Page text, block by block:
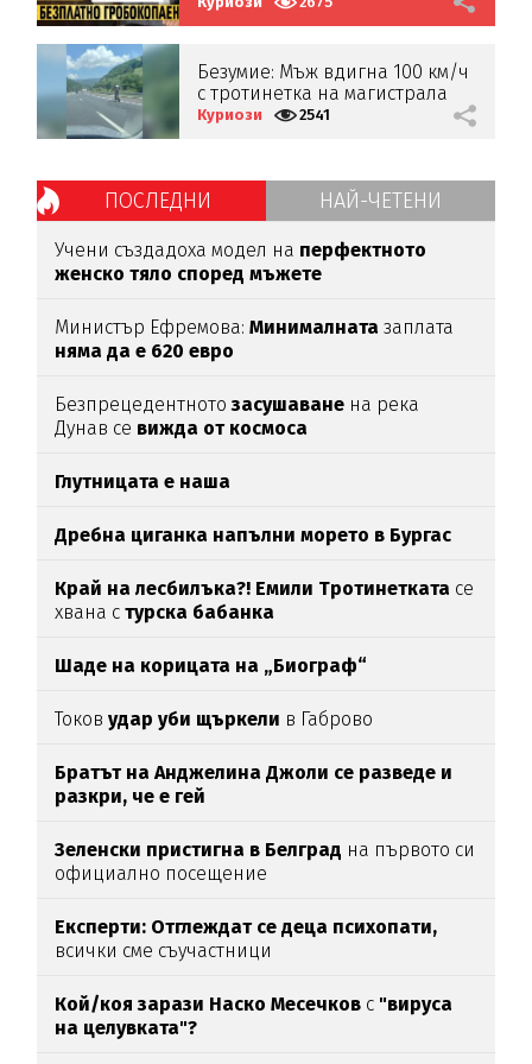
Безумие: Мъж вдигна 100 км/ч
с тротинетка на магистрала
„Хемус“ (ВИДЕО)
Куриози 2541
ПОСЛЕДНИ НАЙ-ЧЕТЕНИ
Учени създадоха модел на перфектното
женско тяло според мъжете
Министър Ефремова:Минималната заплата
няма да е 620 евро
Безпрецедентнотозасушаване на река
Дунав се вижда от космоса
Глутницата е наша
Дребна циганка напълни морето в Бургас
Край на лесбилъка?! Емили Тротинетката се
хвана с турска бабанка
Шаде на корицата на „Биограф“
Токовудар уби щъркели в Габрово
Братът на Анджелина Джоли се разведе и
разкри, че е гей
Зеленски пристигна в Белград на първото си
официално посещение
Експерти: Отглеждат се деца психопати,
всички сме съучастници
Кой/коя зарази Наско Месечков с "вируса
на целувката"?